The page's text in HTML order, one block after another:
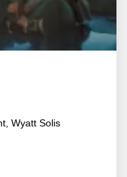
Wyatt Solis